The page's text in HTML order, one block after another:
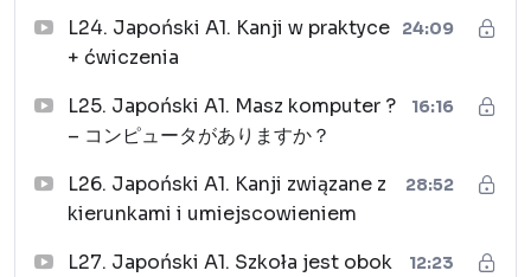
L24. Japoński A1. Kanji w praktyce
+ ćwiczenia
24:09
L25. Japoński A1. Masz komputer ?
– コンピュータがありますか？
16:16
L26. Japoński A1. Kanji związane z
kierunkami i umiejscowieniem
28:52
L27. Japoński A1. Szkoła jest obok
12:23